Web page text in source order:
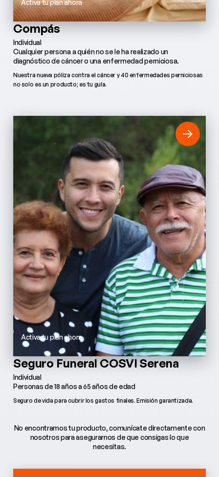
Activa tu plan ahora
Compás
Individual
Cualquier persona a quién no se le ha realizado un
diagnóstico de cáncer o una enfermedad perniciosa.
Nuestra nueva póliza contra el cáncer y 40 enfermedades perniciosas
no solo es un producto; es tu guía.
Activa tu plan ahora
Seguro Funeral COSVI Serena
Individual
Personas de 18 años a 65 años de edad
Seguro de vida para cubrir los gastos finales. Emisión garantizada.
No encontramos tu producto, comunícate directamente con
nosotros para asegurarnos de que consigas lo que
necesitas.